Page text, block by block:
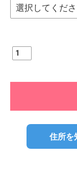
必
須
住所を